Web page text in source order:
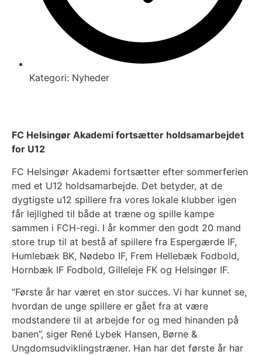
Kategori: Nyheder
FC Helsingør Akademi fortsætter holdsamarbejdet
for U12
FC Helsingør Akademi fortsætter efter sommerferien
med et U12 holdsamarbejde. Det betyder, at de
dygtigste u12 spillere fra vores lokale klubber igen
får lejlighed til både at træne og spille kampe
sammen i FCH-regi. I år kommer den godt 20 mand
store trup til at bestå af spillere fra Espergærde IF,
Humlebæk BK, Nødebo IF, Frem Hellebæk Fodbold,
Hornbæk IF Fodbold, Gilleleje FK og Helsingør IF.
”Første år har været en stor succes. Vi har kunnet se,
hvordan de unge spillere er gået fra at være
modstandere til at arbejde for og med hinanden på
banen”, siger René Lybek Hansen, Børne &
Ungdomsudviklingstræner. Han har det første år har